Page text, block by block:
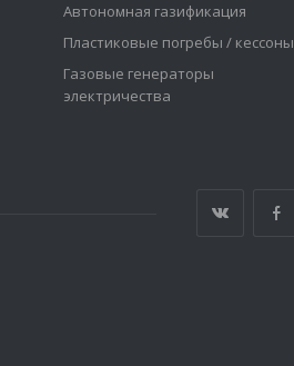
Автономная газификация
Пластиковые погребы / кессоны
Газовые генераторы
электричества